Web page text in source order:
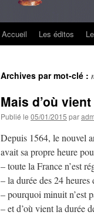
Accueil Les éditos
Archives par mot-clé :
Mais d’où
Publié le 05/01/2015 par
Depuis 1564, le nouvel
avait sa propre heure
– toute la France n’est
– la durée des 24
– pourquoi minuit n’est
– et d’où vient la durée